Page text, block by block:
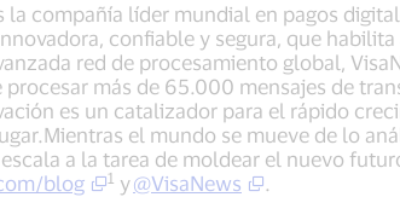
la compañía líder mundial en pagos
confiable y segura, que
red de procesamiento global,
procesar más de 65.000 mensajes de
es un catalizador para el rápido
el mundo se mueve de lo
a la tarea de moldear el nuevo
blog 1 y@VisaNews .